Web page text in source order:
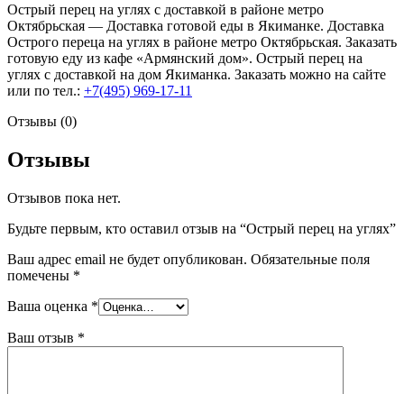
Острый перец на углях с доставкой в районе метро
Октябрьская — Доставка готовой еды в Якиманке. Доставка
Острого переца на углях в районе метро Октябрьская. Заказать
готовую еду из кафе «Армянский дом». Острый перец на
углях с доставкой на дом Якиманка. Заказать можно на сайте
или по тел.: +7(495) 969-17-11
Отзывы (0)
Отзывы
Отзывов пока нет.
Будьте первым, кто оставил отзыв на “Острый перец на углях”
Ваш адрес email не будет опубликован. Обязательные поля
помечены *
Ваша оценка *
Ваш отзыв *